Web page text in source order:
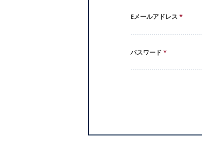
Eメールアドレス*
パスワード*